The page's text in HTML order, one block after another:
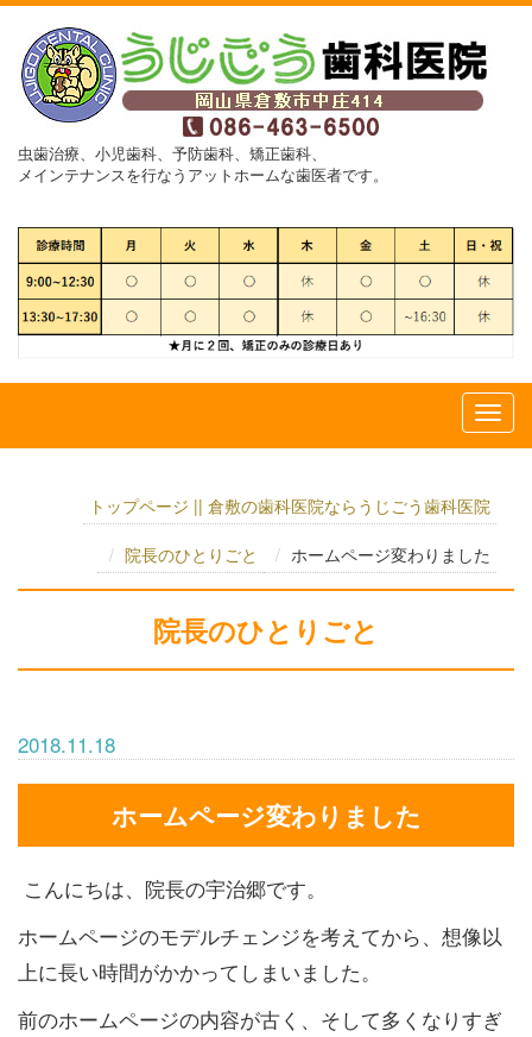
虫歯治療、小児歯科、予防歯科、矯正歯科、
メインテナンスを行なうアットホームな歯医者です。
トップページ || 倉敷の歯科医院ならうじごう歯科医院
院長のひとりごと ホームページ変わりました
院長のひとりごと
2018.11.18
ホームページ変わりました
こんにちは、院長の宇治郷です。
ホームページのモデルチェンジを考えてから、想像以
上に長い時間がかかってしまいました。
前のホームページの内容が古く、そして多くなりすぎ